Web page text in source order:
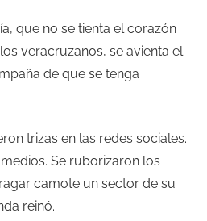
que no se tienta el corazón
veracruzanos, se avienta el
de que se tenga
trizas en las redes sociales.
Se ruborizaron los
camote un sector de su
reinó.